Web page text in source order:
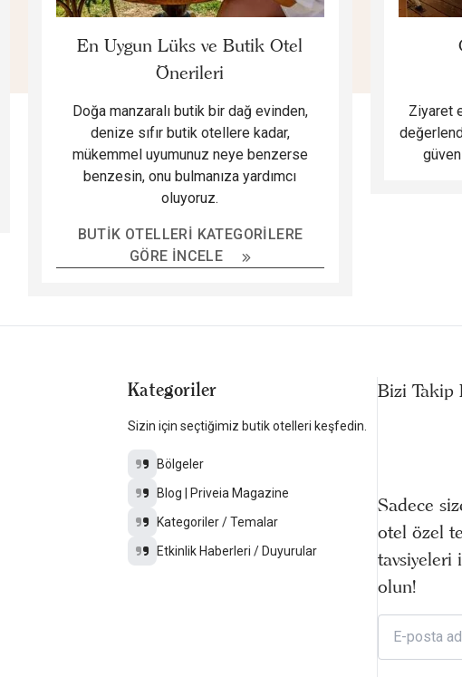
En Uygun Lüks ve Butik Otel
Önerileri
Doğa manzaralı butik bir dağ evinden,
denize sıfır butik otellere kadar,
mükemmel uyumunuz neye benzerse
benzesin, onu bulmanıza yardımcı
oluyoruz.
BUTIK OTELLERI KATEGORILERE
GÖRE İNCELE
Ziyaret
Kategoriler
Sizin için seçtiğimiz butik otelleri keşfedin.
Bölgeler
Blog | Priveia Magazine
Kategoriler / Temalar
Etkinlik Haberleri / Duyurular
Bizi Takip
Sadece
otel özel
tavsiyeleri
olun!